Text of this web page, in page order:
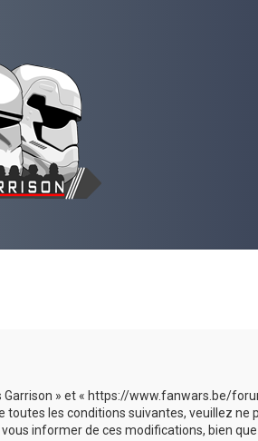
Garrison » et « https://www.fanwars.be/
les conditions suivantes, veuillez ne
informer de ces modifications, bien